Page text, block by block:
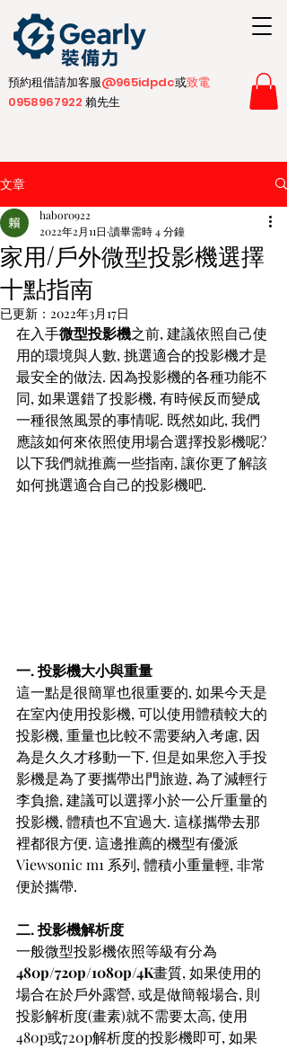
預約租借請加客服@965idpdc​或致電
0958967922 賴先生
文章
家用/戶外微型投影機選擇
十點指南
habor0922
2022年2月11日 讀畢需時 4 分鐘
已更新： 2022年3月17日
在入手微型投影機之前, 建議依照自己使
用的環境與人數, 挑選適合的投影機才是
最安全的做法. 因為投影機的各種功能不
同, 如果選錯了投影機, 有時候反而變成
一種很煞風景的事情呢. 既然如此, 我們
應該如何來依照使用場合選擇投影機呢?
以下我們就推薦一些指南, 讓你更了解該
如何挑選適合自己的投影機吧.
一. 投影機大小與重量
這一點是很簡單也很重要的, 如果今天是
在室內使用投影機, 可以使用體積較大的
投影機, 重量也比較不需要納入考慮, 因
為是久久才移動一下. 但是如果您入手投
影機是為了要攜帶出門旅遊, 為了減輕行
李負擔, 建議可以選擇小於一公斤重量的
投影機, 體積也不宜過大. 這樣攜帶去那
裡都很方便. 這邊推薦的機型有優派
Viewsonic m1 系列, 體積小重量輕, 非常
便於攜帶.
二. 投影機解析度
一般微型投影機依照等級有分為
480p/720p/1080p/4K畫質, 如果使用的
場合在於戶外露營, 或是做簡報場合, 則
投影解析度(畫素)就不需要太高, 使用
480p或720p解析度的投影機即可, 如果